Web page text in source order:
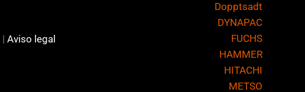
| Aviso legal
Dopptsadt
DYNAPAC
FUCHS
HAMMER
HITACHI
METSO